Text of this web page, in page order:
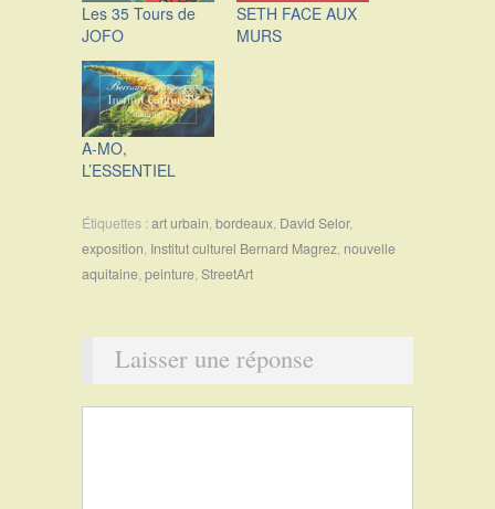
Les 35 Tours de
JOFO
SETH FACE AUX
MURS
A-MO,
L’ESSENTIEL
Étiquettes :art urbain,bordeaux, David Selor,
exposition, Institut culturel Bernard Magrez, nouvelle
aquitaine,peinture,StreetArt
Laisser une réponse